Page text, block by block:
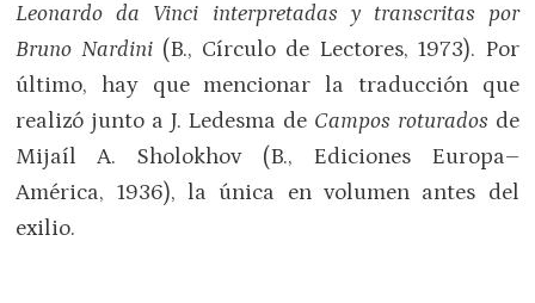
Leonardo da Vinci
interpretadas y transcritas por
Bruno Nardini (B., Círculo de Lectores, 1973). Por
último, hay que mencionar la traducción que
realizó junto a J. Ledesma de Campos roturados de
Mijaíl A. Sholokhov (B., Ediciones Europa–
América, 1936), la única en volumen antes del
exilio.